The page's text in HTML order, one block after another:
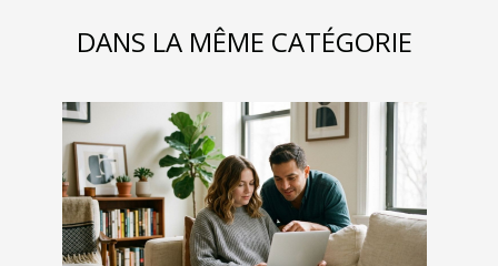
DANS LA MÊME CATÉGORIE